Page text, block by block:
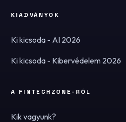
KIADVÁNYOK
Ki kicsoda - AI 2026
Ki kicsoda - Kibervédelem 2026
A FINTECHZONE-RÓL
Kik vagyunk?